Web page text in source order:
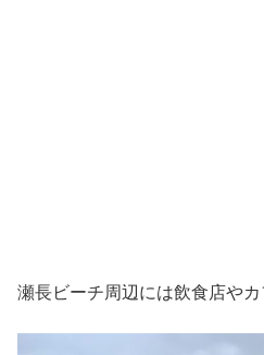
瀬長ビーチ周辺には飲食店やカ